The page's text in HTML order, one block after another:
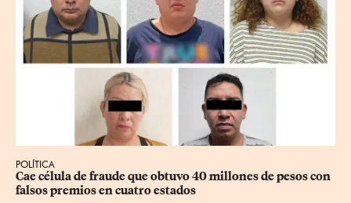
POLÍTICA
Cae célula de fraude que obtuvo 40 millones de pesos con
falsos premios en cuatro estados